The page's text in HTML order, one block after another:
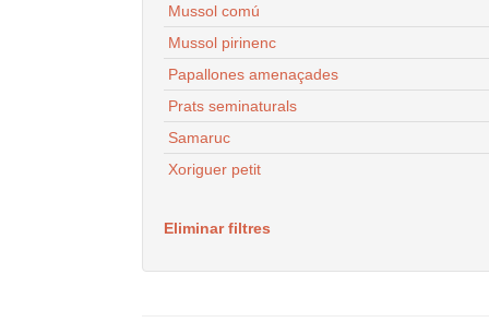
Mussol comú
Mussol pirinenc
Papallones amenaçades
Prats seminaturals
Samaruc
Xoriguer petit
Eliminar filtres